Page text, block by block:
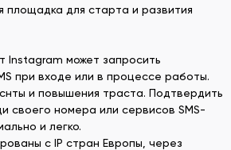
площадка для старта и развития
Instagram может запросить
при входе или в процессе работы.
и повышения траста. Подтвердить
своего номера или сервисов SMS-
и легко.
с IP стран Европы, через